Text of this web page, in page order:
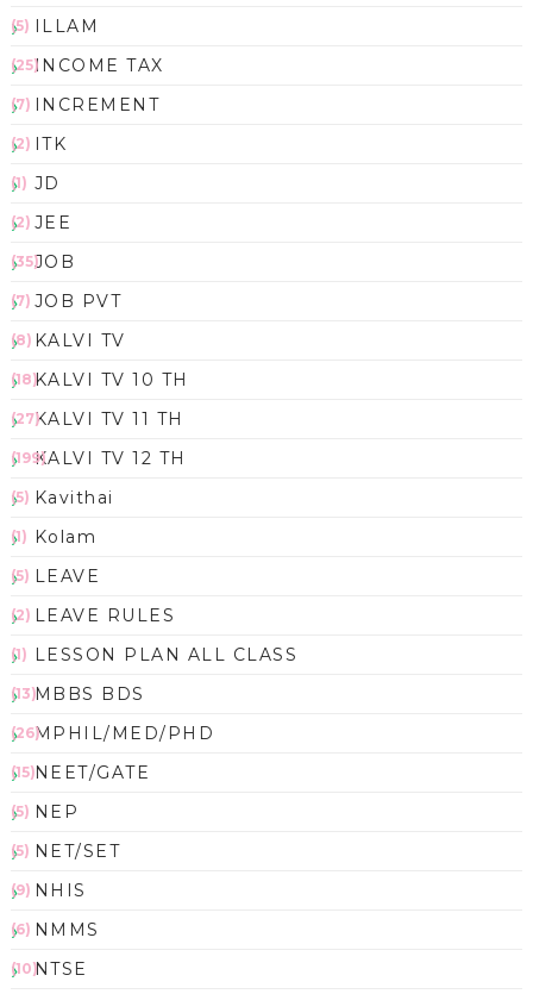
ILLAM
(5)
INCOME TAX
(25)
INCREMENT
(7)
ITK
(2)
JD
(1)
JEE
(2)
JOB
(35)
JOB PVT
(7)
KALVI TV
(8)
KALVI TV 10 TH
(18)
KALVI TV 11 TH
(27)
KALVI TV 12 TH
(199)
Kavithai
(5)
Kolam
(1)
LEAVE
(5)
LEAVE RULES
(2)
LESSON PLAN ALL CLASS
(1)
MBBS BDS
(13)
MPHIL/MED/PHD
(26)
NEET/GATE
(15)
NEP
(5)
NET/SET
(5)
NHIS
(9)
NMMS
(6)
NTSE
(10)